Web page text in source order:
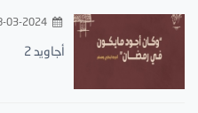
18-03-2024 08:49 مساءً
أجاويد 2